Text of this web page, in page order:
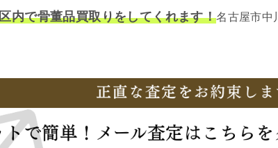
内で骨董品買取りをしてくれます！名古屋市中